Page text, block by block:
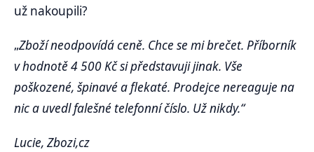
už nakoupili?
„Zboží neodpovídá ceně. Chce se mi brečet. Příborník
v hodnotě 4 500 Kč si představuji jinak. Vše
poškozené, špinavé a flekaté. Prodejce nereaguje na
nic a uvedl falešné telefonní číslo. Už nikdy.“
Lucie, Zbozi,cz